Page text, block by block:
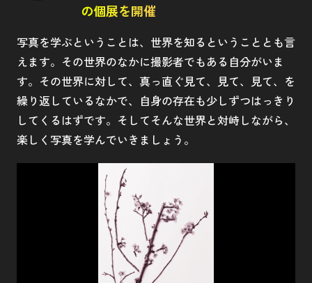
の個展を開催
写真を学ぶということは、世界を知るということとも言
えます。その世界のなかに撮影者でもある自分がいま
す。その世界に対して、真っ直ぐ見て、見て、見て、を
繰り返しているなかで、自身の存在も少しずつはっきり
してくるはずです。そしてそんな世界と対峙しながら、
楽しく写真を学んでいきましょう。